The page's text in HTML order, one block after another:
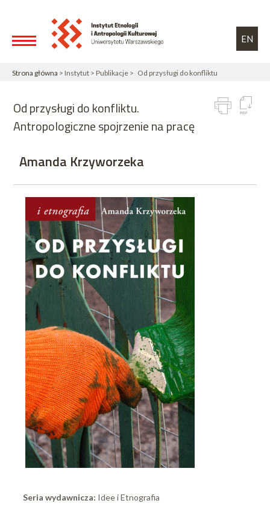
EN
Strona główna > Instytut > Publikacje > Od przysługi do konfliktu
Od przysługi do konfliktu.
Antropologiczne spojrzenie na pracę
Amanda Krzyworzeka
Seria wydawnicza: Idee i Etnografia